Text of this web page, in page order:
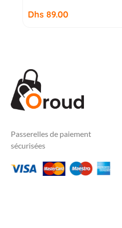
Dhs 89.00
Passerelles de paiement
sécurisées